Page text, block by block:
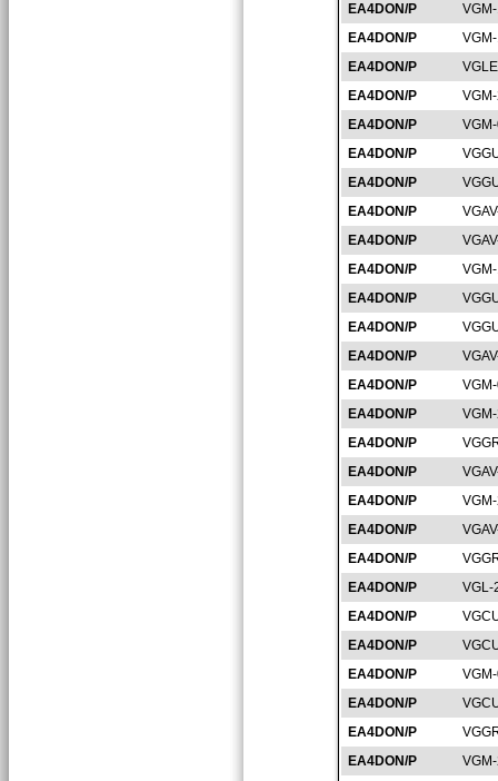
EA4DON/P
EA4DON/P
EA4DON/P
EA4DON/P
EA4DON/P
EA4DON/P
EA4DON/P
EA4DON/P
EA4DON/P
EA4DON/P
EA4DON/P
EA4DON/P
EA4DON/P
EA4DON/P
EA4DON/P
EA4DON/P
EA4DON/P
EA4DON/P
EA4DON/P
EA4DON/P
EA4DON/P
VGL-
EA4DON/P
EA4DON/P
EA4DON/P
EA4DON/P
EA4DON/P
EA4DON/P